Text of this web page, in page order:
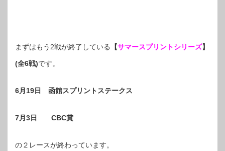
まずはもう2戦が終了している 【サマースプリントシリーズ】
(全6戦)です。
6月19日 函館スプリントステークス
7月3日 CBC賞
の２レースが終わっています。